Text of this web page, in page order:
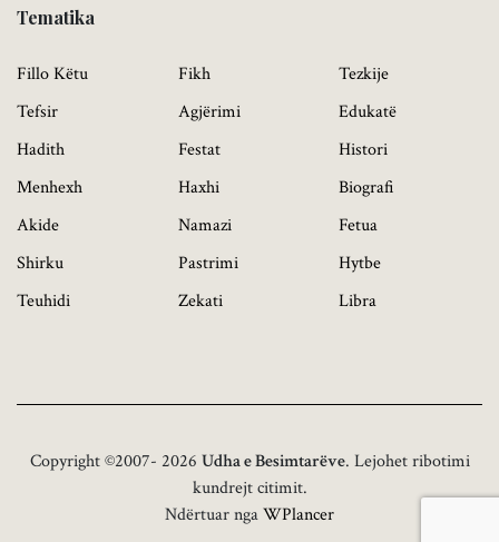
Tematika
Fillo Këtu
Tefsir
Hadith
Menhexh
Akide
Shirku
Teuhidi
Fikh
Agjërimi
Festat
Haxhi
Namazi
Pastrimi
Zekati
Tezkije
Edukatë
Histori
Biografi
Fetua
Hytbe
Libra
Copyright ©2007- 2026 Udha e Besimtarëve. Lejohet ribotimi
kundrejt citimit.
Ndërtuar ngaWPlancer